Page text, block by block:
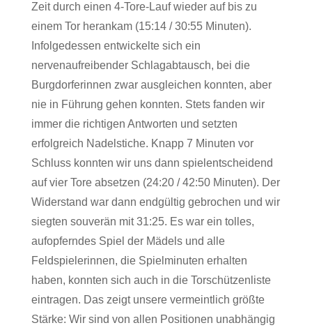
Zeit durch einen 4-Tore-Lauf wieder auf bis zu
einem Tor herankam (15:14 / 30:55 Minuten).
Infolgedessen entwickelte sich ein
nervenaufreibender Schlagabtausch, bei die
Burgdorferinnen zwar ausgleichen konnten, aber
nie in Führung gehen konnten. Stets fanden wir
immer die richtigen Antworten und setzten
erfolgreich Nadelstiche. Knapp 7 Minuten vor
Schluss konnten wir uns dann spielentscheidend
auf vier Tore absetzen (24:20 / 42:50 Minuten). Der
Widerstand war dann endgültig gebrochen und wir
siegten souverän mit 31:25. Es war ein tolles,
aufopferndes Spiel der Mädels und alle
Feldspielerinnen, die Spielminuten erhalten
haben, konnten sich auch in die Torschützenliste
eintragen. Das zeigt unsere vermeintlich größte
Stärke: Wir sind von allen Positionen unabhängig